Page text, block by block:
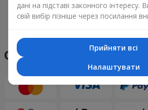
Переглянути все
Способи оплати
дані на підставі законного
свій вибір пізніше через посилання
Прийняти всі
Налаштувати